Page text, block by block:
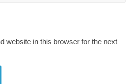
website in this browser for the next